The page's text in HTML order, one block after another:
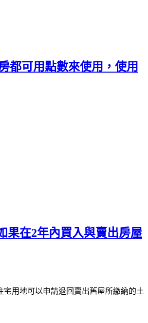
都可用點數來使用，使用
果在2年內買入與賣出房屋
用地可以申請退回賣出舊屋所繳納的土